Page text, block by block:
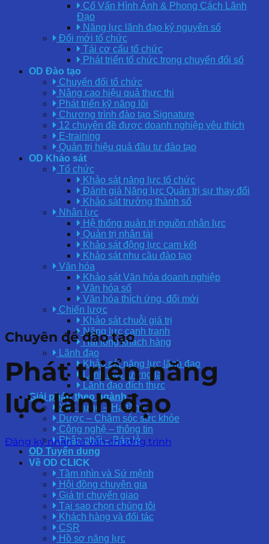
Cố Vấn Hình Ảnh & Phong Cách Lãnh
Đạo
Năng lực lãnh đạo kỷ nguyên số
Đổi mới tổ chức
Tái cơ cấu tổ chức
Phát triển tổ chức trong chuyển đổi số
OD Đào tạo
Chuyển đổi tổ chức
Nâng cao hiệu quả thực thi
Phát triển kỹ năng lõi
Chương trình đào tạo Signature
12 chuyên đề được doanh nghiệp yêu thích
E-training
Quản trị hiệu quả đầu tư đào tạo
OD Khảo sát
Tổ chức
Khảo sát năng lực tổ chức
Đánh giá Năng lực Quản trị sự thay đổi
Khảo sát trưởng thành số
Nhân lực
Hệ thống quản trị nguồn nhân lực
Quản trị nhân tài
Khảo sát động lực cam kết
Khảo sát nhu cầu đào tạo
Văn hóa
Khảo sát Văn hóa doanh nghiệp
Văn hóa số
Văn hóa thích ứng, đổi mới
Chiến lược
Khảo sát chuỗi giá trị
Năng lực cạnh tranh
Hài lòng khách hàng
Lãnh đạo
Khảo sát năng lực lãnh đạo
Lãnh đạo tương lai
Lãnh đạo đích thực
Giải pháp theo ngành
Xây dựng – Hạ tầng
Dược – Chăm sóc sức khỏe
Công nghệ – thông tin
Phân phối – Bán lẻ
OD Tuyển dụng
Về OD CLICK
Tầm nhìn và Sứ mệnh
Hội đồng chuyên gia
Giá trị chuyển giao
Tại sao chọn chúng tôi
Khách hàng và đối tác
CSR
Hồ sơ năng lực
Chuyên đề đào tạo
Phát triển năng
lực lãnh đạo
Đăng ký nhận tư vấn chương trình